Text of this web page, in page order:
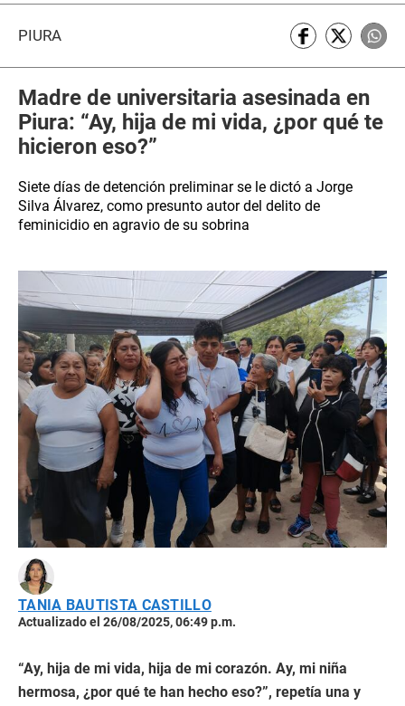
PIURA
Madre de universitaria asesinada en
Piura: “Ay, hija de mi vida, ¿por qué te
hicieron eso?”
Siete días de detención preliminar se le dictó a Jorge
Silva Álvarez, como presunto autor del delito de
feminicidio en agravio de su sobrina
TANIA BAUTISTA CASTILLO
Actualizado el 26/08/2025, 06:49 p.m.
“Ay, hija de mi vida, hija de mi corazón. Ay, mi niña
hermosa, ¿por qué te han hecho eso?”, repetía una y